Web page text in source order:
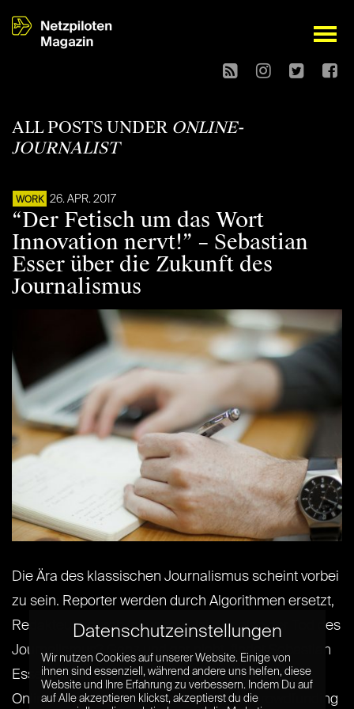
open
ALL POSTS UNDER ONLINE-
JOURNALIST
WORK 26. APR. 2017
“Der Fetisch um das Wort
Innovation nervt!” – Sebastian
Esser über die Zukunft des
Journalismus
Die Ära des klassischen Journalismus scheint vorbei
zu sein. Reporter werden durch Algorithmen ersetzt,
Redakteure durch Influencer. Ist das also der Tod des
Journalismus? Ganz und gar nicht, findet Sebastian
Esser, Herausgeber von Krautreporter, einem
Onlinemagazin, das seine Anfänge im Crowdfunding
Datenschutzeinstellungen
Wir nutzen Cookies auf unserer Website. Einige von
ihnen sind essenziell, während andere uns helfen, diese
Website und Ihre Erfahrung zu verbessern. Indem Du auf
auf Alle akzeptieren klickst, akzeptierst du die